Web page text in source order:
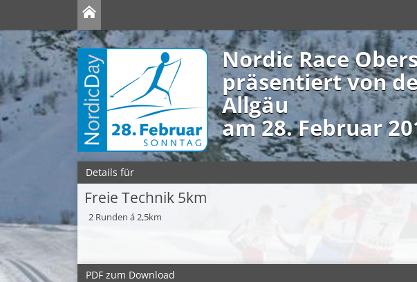
Nordic Race
präsentiert von
Allgäu
am 28. Februar
Details für
Freie Technik 5km
2 Runden á 2,5km
PDF zum Download